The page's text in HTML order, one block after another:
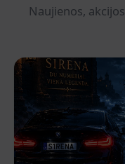
Naujienos,